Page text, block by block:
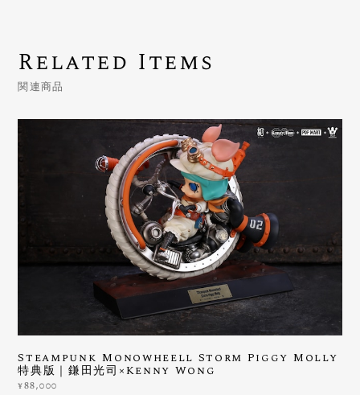
Related Items
関連商品
Steampunk Monowheell Storm Piggy Molly
特典版｜鎌田光司×Kenny Wong
¥88,000